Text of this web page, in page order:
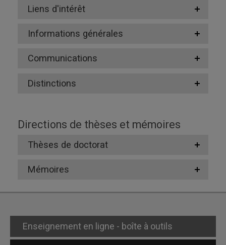
Liens d'intérêt
Informations générales
Communications
Distinctions
Directions de thèses et mémoires
Thèses de doctorat
Mémoires
Enseignement en ligne - boîte à outils